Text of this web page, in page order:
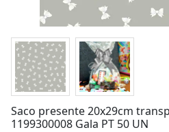
Saco presente 20x29cm
1199300008 Gala PT 50 UN